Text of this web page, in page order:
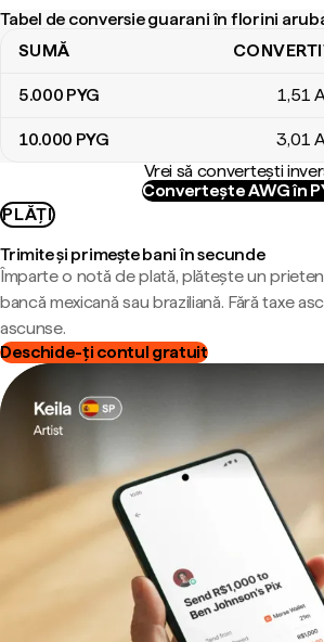
Tabel de conversie guarani în florini
Tabel de conversie guarani în florini arubani
SUMĂ
5.000 PYG 1,51
10.000 PYG 3,01
Vrei să convertești
Convertește AWG în
PLĂȚI
Trimite și primește bani în secunde
Împarte o notă de plată, plătește un
bancă mexicană sau braziliană. Fără taxe
ascunse.
Deschide-ți contul gratuit